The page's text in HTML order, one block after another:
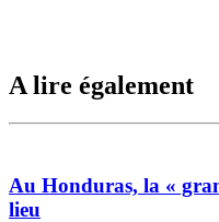
A lire également
Au Honduras, la «
lieu